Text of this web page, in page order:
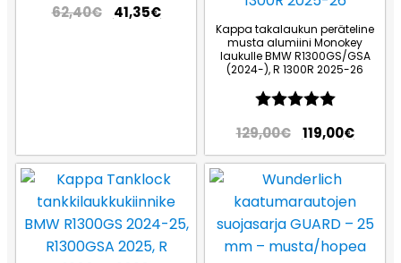
62,40€ 41,35€
Kappa takalaukun peräteline
musta alumiini Monokey
laukulle BMW R1300GS/GSA
(2024-), R 1300R 2025-26
Arvio: 5.0 5:sta
129,00€ 119,00€